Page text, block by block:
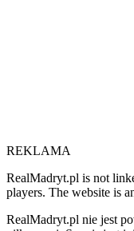
REKLAMA
RealMadryt.pl is not
players. The website is
RealMadryt.pl nie jest